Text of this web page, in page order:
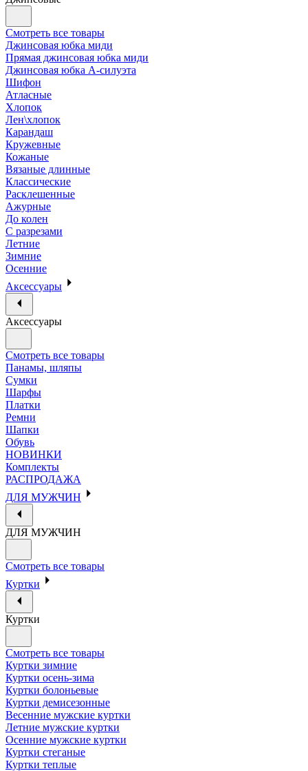
Смотреть все товары
Джинсовая юбка миди
Прямая джинсовая юбка миди
Джинсовая юбка А-силуэта
Шифон
Атласные
Хлопок
Лен\хлопок
Карандаш
Кружевные
Кожаные
Вязаные длинные
Классические
Расклешенные
Ажурные
До колен
С разрезами
Летние
Зимние
Осенние
Аксессуары
Аксессуары
Смотреть все товары
Панамы, шляпы
Сумки
Шарфы
Платки
Ремни
Шапки
Обувь
НОВИНКИ
Комплекты
РАСПРОДАЖА
ДЛЯ МУЖЧИН
ДЛЯ МУЖЧИН
Смотреть все товары
Куртки
Куртки
Смотреть все товары
Куртки зимние
Куртки осень-зима
Куртки болоньевые
Куртки демисезонные
Весенние мужские куртки
Летние мужские куртки
Осенние мужские куртки
Куртки стеганые
Куртки теплые